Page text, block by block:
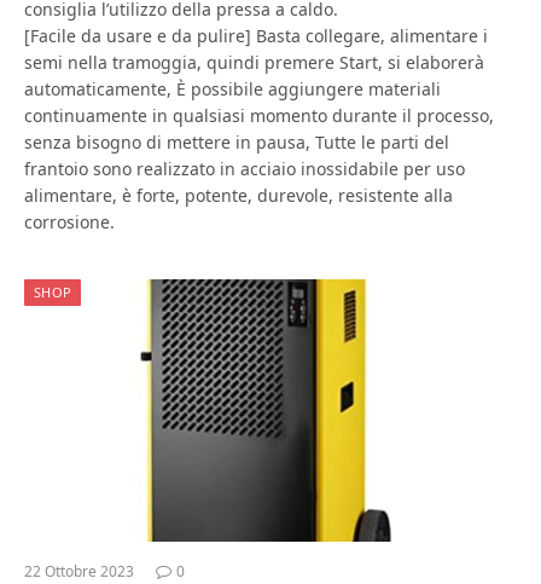
consiglia l’utilizzo della pressa a caldo.
[Facile da usare e da pulire] Basta collegare, alimentare i
semi nella tramoggia, quindi premere Start, si elaborerà
automaticamente, È possibile aggiungere materiali
continuamente in qualsiasi momento durante il processo,
senza bisogno di mettere in pausa, Tutte le parti del
frantoio sono realizzato in acciaio inossidabile per uso
alimentare, è forte, potente, durevole, resistente alla
corrosione.
SHOP
22 Ottobre 2023 0